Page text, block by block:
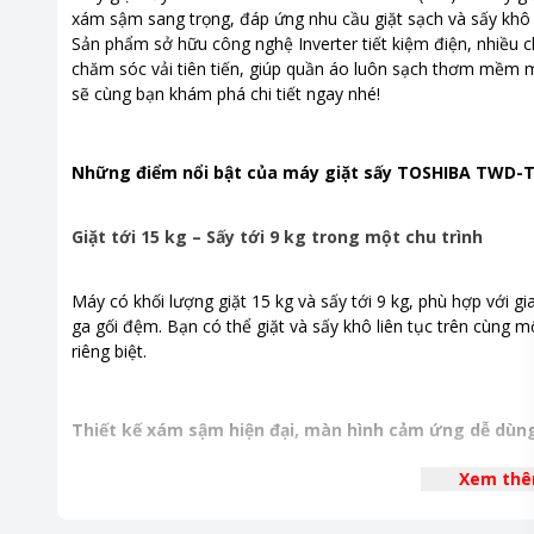
Công nghệ giặt
Công
Công
Công
Công
Công
Bảng điều khiển
Cảm ứng
Tiện ích
Sấy quần
em,
lồng giặt
Đồ trắng
Bảo vệ
xám sậm sang trọng, đáp ứng nhu cầu giặt sạch và sấy
Sản phẩm sở hữu công nghệ Inverter tiết kiệm điện, nhiều
chăm sóc vải tiên tiến, giúp quần áo luôn sạch thơm mềm
sẽ cùng bạn khám phá chi tiết ngay nhé!
Những điểm nổi bật của máy giặt sấy TOSHIBA TWD-
Giặt tới 15 kg – Sấy tới 9 kg trong một chu trình
Máy có khối lượng giặt 15 kg và sấy tới 9 kg, phù hợp với
ga gối đệm. Bạn có thể giặt và sấy khô liên tục trên cùng
riêng biệt.
Thiết kế xám sậm hiện đại, màn hình cảm ứng dễ
Thiết kế màu xám sậm tinh tế cùng màn hình cảm ứng
giặt. Bảng điều khiển trực quan kèm các icon rõ ràng giúp
Xem